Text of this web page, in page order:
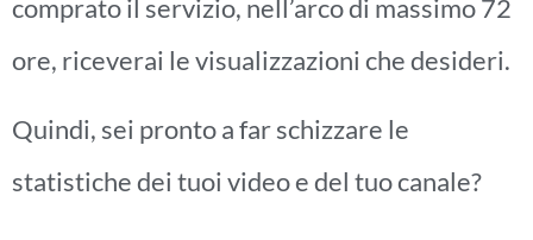
comprato il servizio, nell’arco di massimo 72
ore, riceverai le visualizzazioni che desideri.
Quindi, sei pronto a far schizzare le
statistiche dei tuoi video e del tuo canale?